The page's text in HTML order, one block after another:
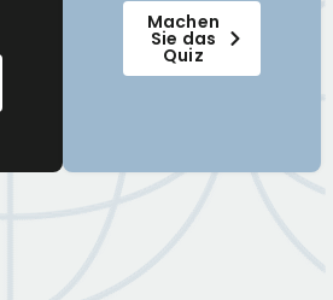
Machen
Sie das
Quiz